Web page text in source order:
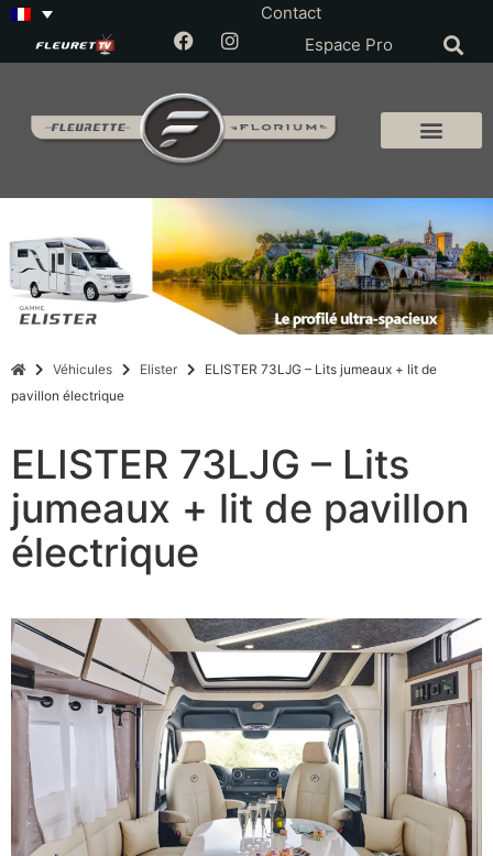
Contact
Espace Pro
Véhicules Elister
ELISTER 73LJG – Lits jumeaux + lit de
pavillon électrique
ELISTER 73LJG – Lits
jumeaux + lit de pavillon
électrique